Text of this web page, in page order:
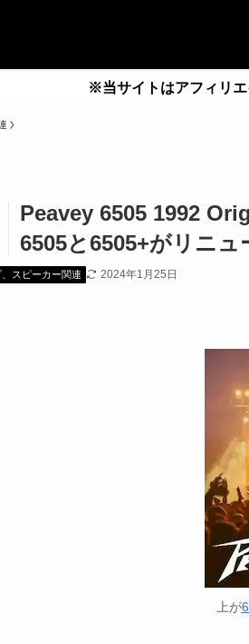
※当サイトはアフィリエ
Peavey 6505 1992
6505と6505+がリニュ
、スピーカー関連 2024年1月25日
上が